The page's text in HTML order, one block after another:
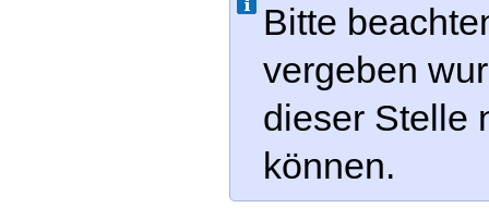
Bitte
vergeben
dieser Stelle
können.